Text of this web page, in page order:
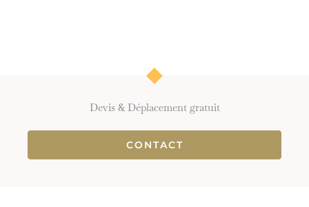
Devis & Déplacement gratuit
CONTACT